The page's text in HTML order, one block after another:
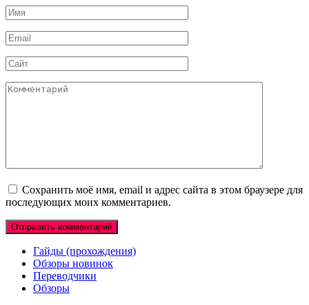
Имя
*
Email
*
Сайт
Комментарий
Сохранить моё имя, email и адрес сайта в этом браузере для
последующих моих комментариев.
Гайды (прохождения)
Обзоры новинок
Переводчики
Обзоры